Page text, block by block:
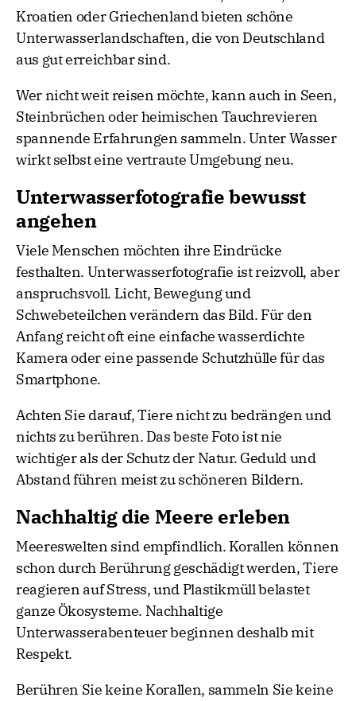
Kroatien oder Griechenland bieten schöne
Unterwasserlandschaften, die von Deutschland
aus gut erreichbar sind.
Wer nicht weit reisen möchte, kann auch in Seen,
Steinbrüchen oder heimischen Tauchrevieren
spannende Erfahrungen sammeln. Unter Wasser
wirkt selbst eine vertraute Umgebung neu.
Unterwasserfotografie bewusst
angehen
Viele Menschen möchten ihre Eindrücke
festhalten. Unterwasserfotografie ist reizvoll, aber
anspruchsvoll. Licht, Bewegung und
Schwebeteilchen verändern das Bild. Für den
Anfang reicht oft eine einfache wasserdichte
Kamera oder eine passende Schutzhülle für das
Smartphone.
Achten Sie darauf, Tiere nicht zu bedrängen und
nichts zu berühren. Das beste Foto ist nie
wichtiger als der Schutz der Natur. Geduld und
Abstand führen meist zu schöneren Bildern.
Nachhaltig die Meere erleben
Meereswelten sind empfindlich. Korallen können
schon durch Berührung geschädigt werden, Tiere
reagieren auf Stress, und Plastikmüll belastet
ganze Ökosysteme. Nachhaltige
Unterwasserabenteuer beginnen deshalb mit
Respekt.
Berühren Sie keine Korallen, sammeln Sie keine